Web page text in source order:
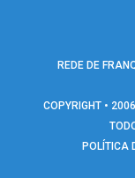
REDE DE
COPYRIGHT •
POLÍTICA